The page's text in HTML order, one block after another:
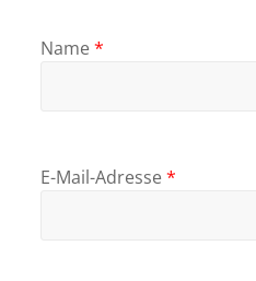
Name*
E-Mail-Adresse*